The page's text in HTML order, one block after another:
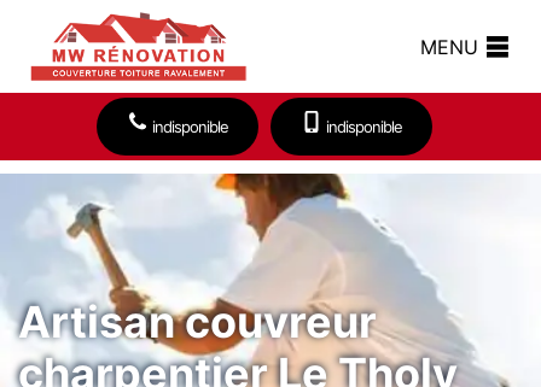
MENU
indisponible indisponible
Artisan couvreur
charpentier Le Tholy